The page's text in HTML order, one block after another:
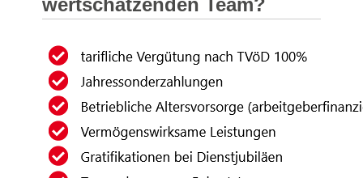
wertschätzenden Team?